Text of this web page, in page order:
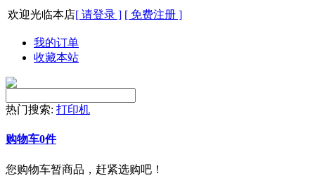
欢迎光临本店[ 请登录 ] [ 免费注册 ]
我的订单
收藏本站
热门搜索: 打印机
购物车0件
您购物车暂商品，赶紧选购吧！